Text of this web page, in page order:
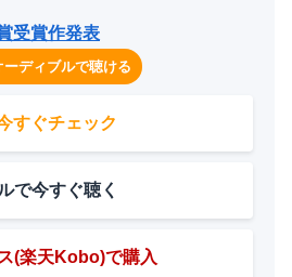
受賞作発表
ーディブルで聴ける
すぐチェック
で今すぐ聴く
(楽天Kobo)で購入